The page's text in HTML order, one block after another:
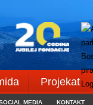
Projekat
MEDIA KONTAKT